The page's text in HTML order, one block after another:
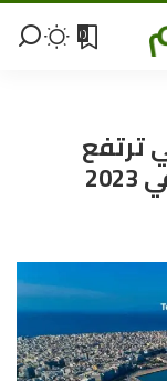
0
ترتفع